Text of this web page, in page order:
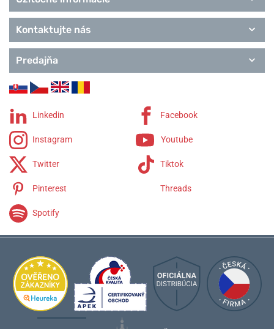
Remienky Tissot
Kontaktujte nás
Predajňa
Linkedin Facebook
Instagram Youtube
Twitter Tiktok
Pinterest Threads
Spotify